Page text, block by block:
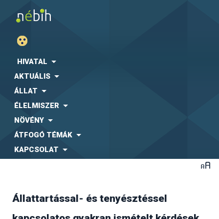
HIVATAL
AKTUÁLIS
ÁLLAT
ÉLELMISZER
NÖVÉNY
ÁTFOGÓ TÉMÁK
KAPCSOLAT
Állattartással- és tenyésztéssel
A jelenlegi ellátó rendszer az un. egy beszállítós